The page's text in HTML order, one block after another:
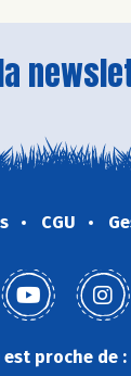
CGU
est proche de :